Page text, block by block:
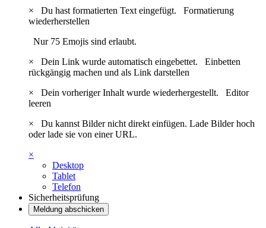
×
Du hast formatierten Text eingefügt. Formatierung
wiederherstellen
Nur 75 Emojis sind erlaubt.
×
Dein Link wurde automatisch eingebettet. Einbetten
rückgängig machen und als Link darstellen
×
Dein vorheriger Inhalt wurde wiederhergestellt. Editor
leeren
×
Du kannst Bilder nicht direkt einfügen. Lade Bilder hoch
oder lade sie von einer URL.
×
Desktop
Tablet
Telefon
Sicherheitsprüfung
Meldung abschicken